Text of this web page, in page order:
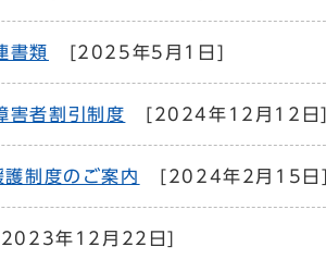
書類 [2025年5月1日]
害者割引制度 [2024年12月12日]
制度のご案内 [2024年2月15日]
年12月22日]